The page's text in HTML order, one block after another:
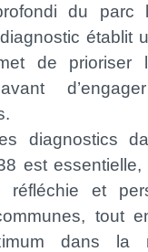
du parc
établit
de prioriser
diagnostics
est essentielle,
réfléchie et
tout
dans la